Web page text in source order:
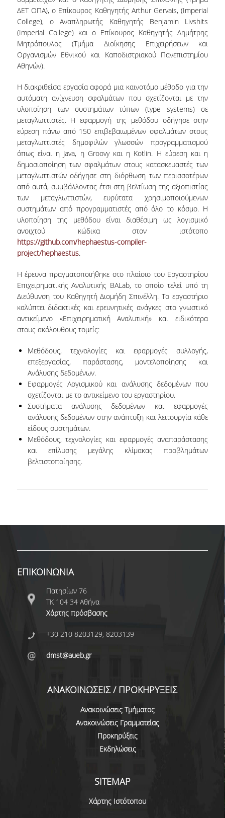
TUTORS ΦΟΙΤΗΤΩΝ
ΜΕΤΑΠΤΥΧΙΑΚΕΣ ΣΠΟΥΔΕΣ
ΠΡΟΓΡΑΜΜΑΤΑ ΜΕΤΑΠΤΥΧΙΑΚΩΝ ΣΠΟΥΔΩΝ
ΔΙΔΑΚΤΟΡΕΣ ΤΟΥ ΤΜΗΜΑΤΟΣ
ΥΠΟΨΗΦΙΟΙ ΔΙΔΑΚΤΟΡΕΣ
ΕΡΕΥΝΗΤΙΚΑ ΣΕΜΙΝΑΡΙΑ
ΠΡΟΓΡΑΜΜΑ ERASMUS+
ΜΑΘΗΜΑΤΑ ΠΟΥ ΠΡΟΣΦΕΡΕΙ ΤΟ
ΤΜΗΜΑ
ΣΥΝΕΡΓΑΖΟΜΕΝΑ ΠΑΝΕΠΙΣΤΗΜΙΑ
ΑΝΑΚΟΙΝΩΣΕΙΣ ΠΡΟΓΡΑΜΜΑΤΟΣ
ΕΓΓΡΑΦΑ - ΧΡΗΣΙΜΟΙ ΣΥΝΔΕΣΜΟΙ
ΔΙΑΣΦΑΛΙΣΗ ΠΟΙΟΤΗΤΑΣ
ΠΟΛΙΤΙΚΗ ΔΙΑΣΦΑΛΙΣΗΣ ΠΟΙΟΤΗΤΑΣ
ΠΙΣΤΟΠΟΙΗΣΗ
ΑΞΙΟΛΟΓΗΣΗ
ΑΠΟ ΠΡΟΠΤΥΧΙΑΚΟΥΣ ΦΟΙΤΗΤΕΣ
ΑΠΟ ΤΕΛΕΙΟΦΟΙΤΟΥΣ
ΑΠΟ ΜΕΤΑΠΤΥΧΙΑΚΟΥΣ
ΦΟΙΤΗΤΕΣ
ΔΗΜΟΣΙΕΥΣΕΙΣ
ΑΓΓΕΛΙΕΣ ΓΙΑ ΕΡΓΑΣΙΑ
ΠΡΟΟΠΤΙΚΕΣ ΑΠΟΦΟΙΤΩΝ
ΣΥΛΛΟΓΟΙ ΑΠΟΦΟΙΤΩΝ
ΓΡΑΦΕΙΟ ΔΙΑΣΥΝΔΕΣΗΣ
ΔΕΤ ΟΠΑ), ο Επίκουρος Καθηγητής Arthur Gervais, (Imperial
College), ο Αναπληρωτής Καθηγητής Benjamin Livshits
(Imperial College) και ο Επίκουρος Καθηγητής Δημήτρης
Μητρόπουλος (Τμήμα Διοίκησης Επιχειρήσεων και
Οργανισμών Εθνικού και Καποδιστριακού Πανεπιστημίου
Αθηνών).
Η διακριθείσα εργασία αφορά μια καινοτόμο μέθοδο για την
αυτόματη ανίχνευση σφαλμάτων που σχετίζονται με την
υλοποίηση των συστημάτων τύπων (type systems) σε
μεταγλωττιστές. Η εφαρμογή της μεθόδου οδήγησε στην
εύρεση πάνω από 150 επιβεβαιωμένων σφαλμάτων στους
μεταγλωττιστές δημοφιλών γλωσσών προγραμματισμού
όπως είναι η Java, η Groovy και η Kotlin. Η εύρεση και η
δημοσιοποίηση των σφαλμάτων στους κατασκευαστές των
μεταγλωττιστών οδήγησε στη διόρθωση των περισσοτέρων
από αυτά, συμβάλλοντας έτσι στη βελτίωση της αξιοπιστίας
των μεταγλωττιστών, ευρύτατα χρησιμοποιούμενων
συστημάτων από προγραμματιστές από όλο το κόσμο. Η
υλοποίηση της μεθόδου είναι διαθέσιμη ως λογισμικό
ανοιχτού κώδικα στον ιστότοπο
https://github.com/hephaestus-compiler-
project/hephaestus.
Η έρευνα πραγματοποιήθηκε στο πλαίσιο του Εργαστηρίου
Επιχειρηματικής Αναλυτικής BALab, το οποίο τελεί υπό τη
Διεύθυνση του Καθηγητή Διομήδη Σπινέλλη. Το εργαστήριο
καλύπτει διδακτικές και ερευνητικές ανάγκες στο γνωστικό
αντικείμενο «Επιχειρηματική Αναλυτική» και ειδικότερα
στους ακόλουθους τομείς:
Μεθόδους, τεχνολογίες και εφαρμογές συλλογής,
επεξεργασίας, παράστασης, μοντελοποίησης και
Ανάλυσης δεδομένων.
Εφαρμογές Λογισμικού και ανάλυσης δεδομένων που
σχετίζονται με το αντικείμενο του εργαστηρίου.
Συστήματα ανάλυσης δεδομένων και εφαρμογές
ανάλυσης δεδομένων στην ανάπτυξη και λειτουργία κάθε
είδους συστημάτων.
Μεθόδους, τεχνολογίες και εφαρμογές αναπαράστασης
και επίλυσης μεγάλης κλίμακας προβλημάτων
βελτιστοποίησης.
ΕΠΙΚΟΙΝΩΝΙΑ
Πατησίων 76
ΤΚ 104 34 Αθήνα
Χάρτης πρόσβασης
+30 210 8203129, 8203139
dmst@aueb.gr
ΑΝΑΚΟΙΝΩΣΕΙΣ / ΠΡΟΚΗΡΥΞΕΙΣ
Ανακοινώσεις Τμήματος
Ανακοινώσεις Γραμματείας
Προκηρύξεις
Εκδηλώσεις
SITEMAP
Χάρτης Ιστότοπου